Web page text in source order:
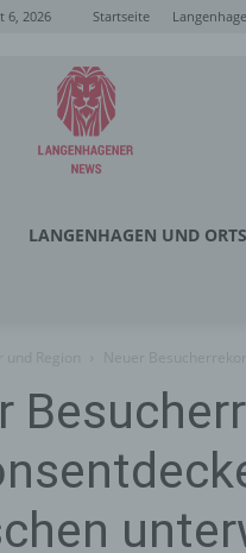
6, 2026 Startseite
Langenhagener
News
LANGENHAGEN UND